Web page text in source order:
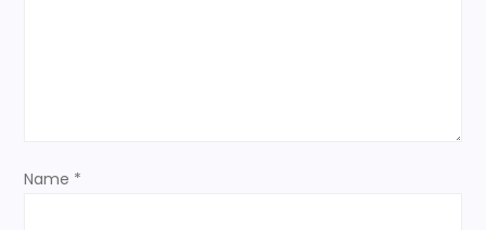
n
Name *